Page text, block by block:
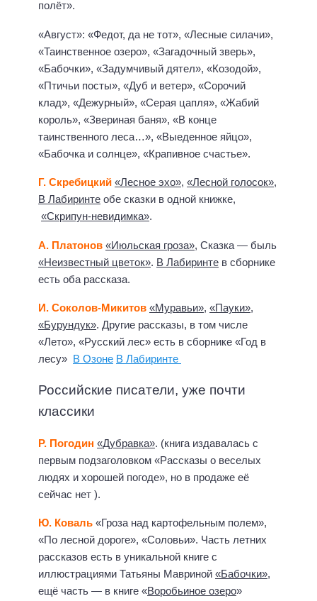
полёт».
«Август»: «Федот, да не тот», «Лесные силачи»,
«Таинственное озеро», «Загадочный зверь»,
«Бабочки», «Задумчивый дятел», «Козодой»,
«Птичьи посты», «Дуб и ветер», «Сорочий
клад», «Дежурный», «Серая цапля», «Жабий
король», «Звериная баня», «В конце
таинственного леса…», «Выеденное яйцо»,
«Бабочка и солнце», «Крапивное счастье».
Г. Скребицкий «Лесное эхо», «Лесной голосок»,
В Лабиринте обе сказки в одной книжке,
«Скрипун-невидимка».
А. Платонов «Июльская гроза», Сказка — быль
«Неизвестный цветок». В Лабиринте в сборнике
есть оба рассказа.
И. Соколов-Микитов «Муравьи», «Пауки»,
«Бурундук». Другие рассказы, в том числе
«Лето», «Русский лес» есть в сборнике «Год в
лесу» В Озоне В Лабиринте
Российские писатели, уже почти
классики
Р. Погодин «Дубравка». (книга издавалась с
первым подзаголовком «Рассказы о веселых
людях и хорошей погоде», но в продаже её
сейчас нет ).
Ю. Коваль «Гроза над картофельным полем»,
«По лесной дороге», «Соловьи». Часть летних
рассказов есть в уникальной книге с
иллюстрациями Татьяны Мавриной «Бабочки»,
ещё часть — в книге «Воробьиное озеро»